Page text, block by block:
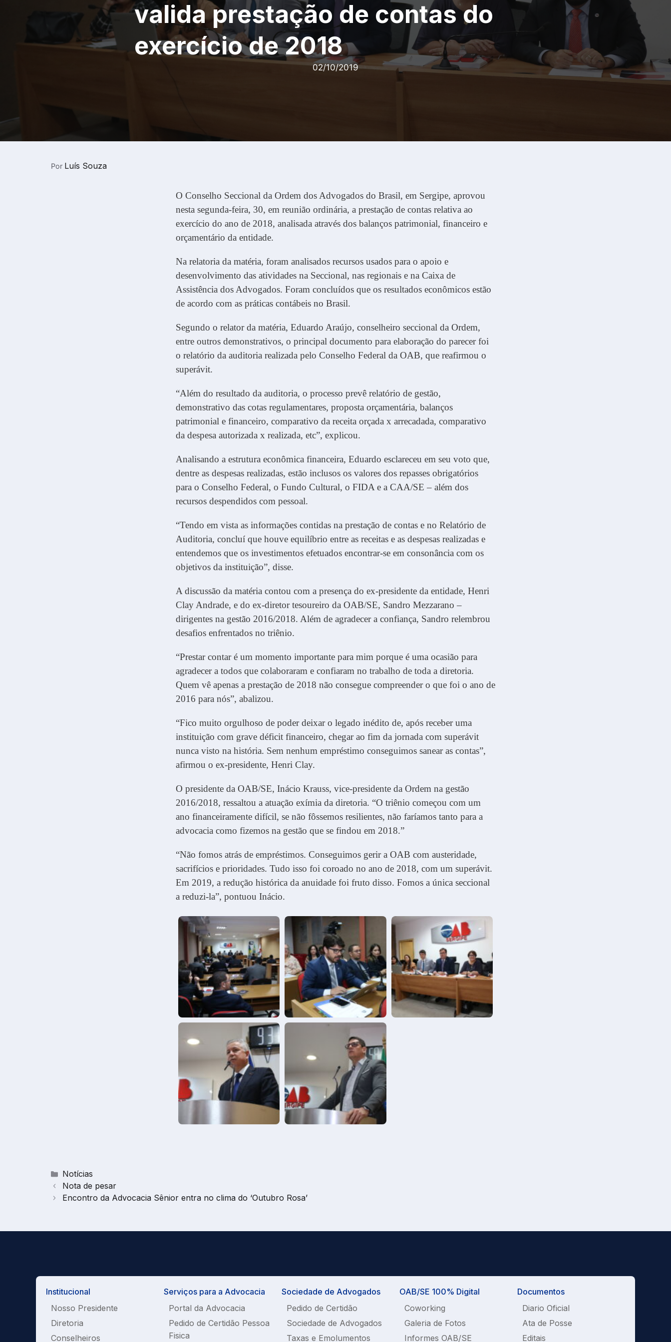
valida prestação de contas do
exercício de 2018
02/10/2019
Por Luís Souza
O Conselho Seccional da Ordem dos Advogados do Brasil, em Sergipe, aprovou
nesta segunda-feira, 30, em reunião ordinária, a prestação de contas relativa ao
exercício do ano de 2018, analisada através dos balanços patrimonial, financeiro e
orçamentário da entidade.
Na relatoria da matéria, foram analisados recursos usados para o apoio e
desenvolvimento das atividades na Seccional, nas regionais e na Caixa de
Assistência dos Advogados. Foram concluídos que os resultados econômicos estão
de acordo com as práticas contábeis no Brasil.
Segundo o relator da matéria, Eduardo Araújo, conselheiro seccional da Ordem,
entre outros demonstrativos, o principal documento para elaboração do parecer foi
o relatório da auditoria realizada pelo Conselho Federal da OAB, que reafirmou o
superávit.
“Além do resultado da auditoria, o processo prevê relatório de gestão,
demonstrativo das cotas regulamentares, proposta orçamentária, balanços
patrimonial e financeiro, comparativo da receita orçada x arrecadada, comparativo
da despesa autorizada x realizada, etc”, explicou.
Analisando a estrutura econômica financeira, Eduardo esclareceu em seu voto que,
dentre as despesas realizadas, estão inclusos os valores dos repasses obrigatórios
para o Conselho Federal, o Fundo Cultural, o FIDA e a CAA/SE – além dos
recursos despendidos com pessoal.
“Tendo em vista as informações contidas na prestação de contas e no Relatório de
Auditoria, concluí que houve equilíbrio entre as receitas e as despesas realizadas e
entendemos que os investimentos efetuados encontrar-se em consonância com os
objetivos da instituição”, disse.
A discussão da matéria contou com a presença do ex-presidente da entidade, Henri
Clay Andrade, e do ex-diretor tesoureiro da OAB/SE, Sandro Mezzarano –
dirigentes na gestão 2016/2018. Além de agradecer a confiança, Sandro relembrou
desafios enfrentados no triênio.
“Prestar contar é um momento importante para mim porque é uma ocasião para
agradecer a todos que colaboraram e confiaram no trabalho de toda a diretoria.
Quem vê apenas a prestação de 2018 não consegue compreender o que foi o ano de
2016 para nós”, abalizou.
“Fico muito orgulhoso de poder deixar o legado inédito de, após receber uma
instituição com grave déficit financeiro, chegar ao fim da jornada com superávit
nunca visto na história. Sem nenhum empréstimo conseguimos sanear as contas”,
afirmou o ex-presidente, Henri Clay.
O presidente da OAB/SE, Inácio Krauss, vice-presidente da Ordem na gestão
2016/2018, ressaltou a atuação exímia da diretoria. “O triênio começou com um
ano financeiramente difícil, se não fôssemos resilientes, não faríamos tanto para a
advocacia como fizemos na gestão que se findou em 2018.”
“Não fomos atrás de empréstimos. Conseguimos gerir a OAB com austeridade,
sacrifícios e prioridades. Tudo isso foi coroado no ano de 2018, com um superávit.
Em 2019, a redução histórica da anuidade foi fruto disso. Fomos a única seccional
a reduzi-la”, pontuou Inácio.
Categorias
Notícias
Nota de pesar
Encontro da Advocacia Sênior entra no clima do ‘Outubro Rosa’
Institucional
Nosso Presidente
Diretoria
Conselheiros
Serviços para a Advocacia
Portal da Advocacia
Pedido de Certidão Pessoa
Fisica
Sociedade de Advogados
Pedido de Certidão
Sociedade de Advogados
Taxas e Emolumentos
OAB/SE 100% Digital
Coworking
Galeria de Fotos
Informes OAB/SE
Documentos
Diario Oficial
Ata de Posse
Editais